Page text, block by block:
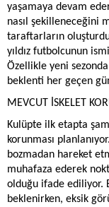
yaşamaya devam
nasıl şekilleneceğini
taraftarların
yıldız futbolcunun
Özellikle yeni
beklenti her geçen
MEVCUT İSKELET
Kulüpte ilk etapta
korunması
bozmadan hareket
muhafaza ederek
olduğu ifade ediliyor.
beklenirken, eksik